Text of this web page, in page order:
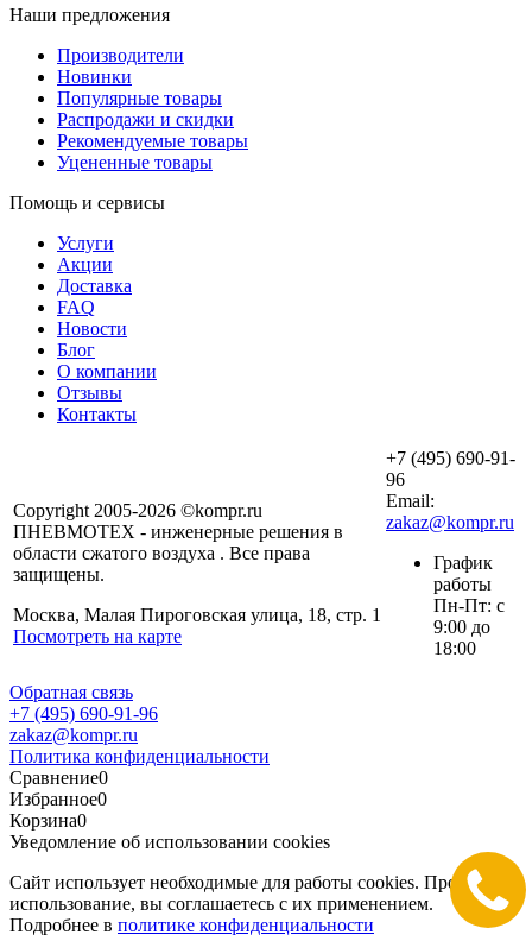
Наши предложения
Производители
Новинки
Популярные товары
Распродажи и скидки
Рекомендуемые товары
Уцененные товары
Помощь и сервисы
Услуги
Акции
Доставка
FAQ
Новости
Блог
О компании
Отзывы
Контакты
Copyright 2005-2026 ©kompr.ru
ПНЕВМОТЕХ - инженерные решения в
области сжатого воздуха . Все права
защищены.
Москва, Малая Пироговская улица, 18, стр. 1
Посмотреть на карте
+7 (495) 690-91-
96
Email:
zakaz@kompr.ru
График
работы
Пн-Пт: с
9:00 до
18:00
Обратная связь
+7 (495) 690-91-96
zakaz@kompr.ru
Политика конфиденциальности
Сравнение0
Избранное0
Корзина0
Уведомление об использовании cookies
Сайт использует необходимые для работы cookies. Продолжая
использование, вы соглашаетесь с их применением.
Подробнее в политике конфиденциальности